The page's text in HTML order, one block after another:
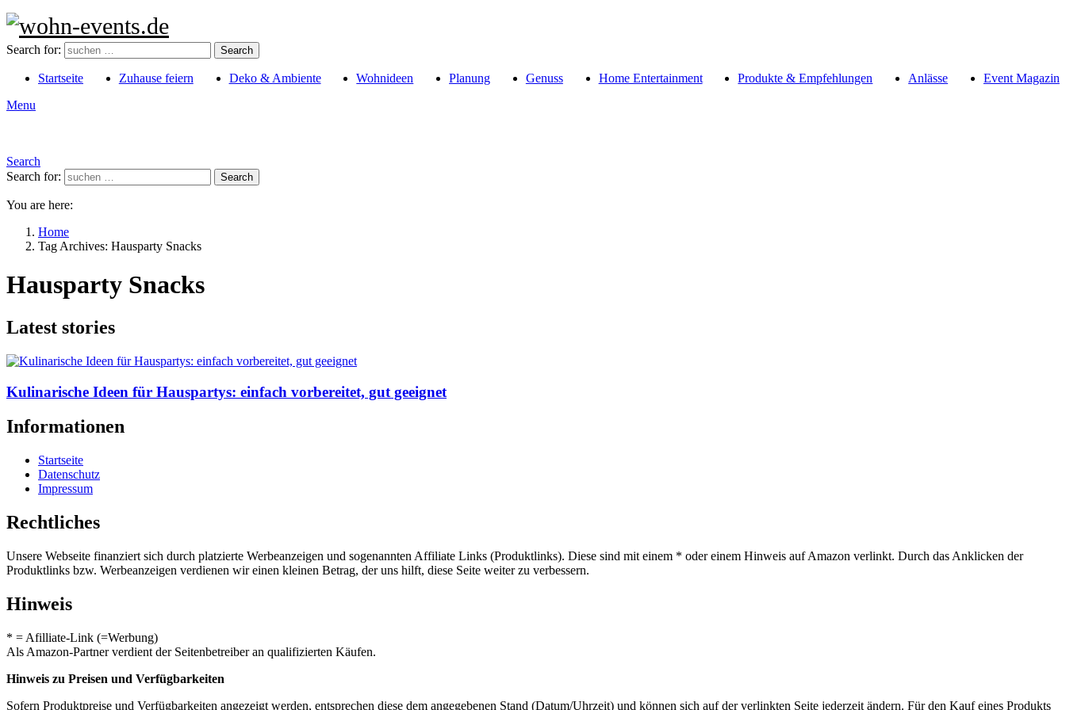
Search for: Search
Startseite Zuhause feiern Deko & Ambiente Wohnideen Planung Genuss Home Entertainment Produkte & Empfehlungen Anlässe
Event Magazin
Menu
Search
Search for:
Search
You are here:
Home
Tag Archives: Hausparty Snacks
Hausparty Snacks
Latest stories
Kulinarische Ideen für Hauspartys: einfach vorbereitet, gut geeignet
Informationen
Startseite
Datenschutz
Impressum
Rechtliches
Unsere Webseite finanziert sich durch platzierte Werbeanzeigen und sogenannten Affiliate Links (Produktlinks). Diese sind mit einem * oder einem Hinweis auf Amazon verlinkt. Durch das Anklicken der
Produktlinks bzw. Werbeanzeigen verdienen wir einen kleinen Betrag, der uns hilft, diese Seite weiter zu verbessern.
Hinweis
* = Afilliate-Link (=Werbung)
Als Amazon-Partner verdient der Seitenbetreiber an qualifizierten Käufen.
Hinweis zu Preisen und Verfügbarkeiten
Sofern Produktpreise und Verfügbarkeiten angezeigt werden, entsprechen diese dem angegebenen Stand (Datum/Uhrzeit) und können sich auf der verlinkten Seite jederzeit ändern. Für den Kauf eines Produkts